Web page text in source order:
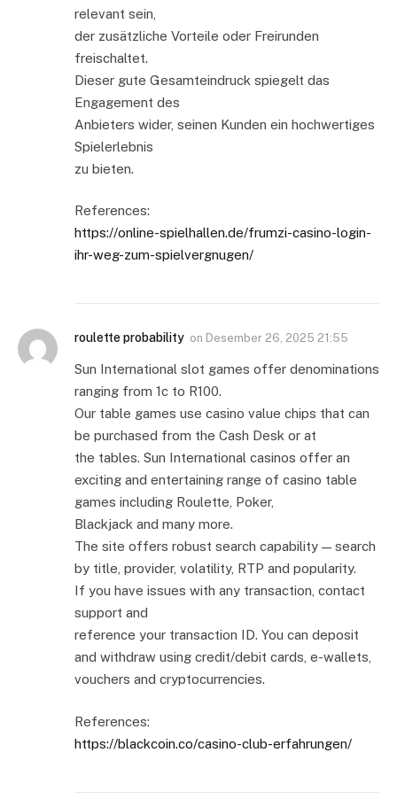
relevant sein,
der zusätzliche Vorteile oder Freirunden
freischaltet.
Dieser gute Gesamteindruck spiegelt das
Engagement des
Anbieters wider, seinen Kunden ein hochwertiges
Spielerlebnis
zu bieten.
References:
https://online-spielhallen.de/frumzi-casino-login-
ihr-weg-zum-spielvergnugen/
roulette probability on Desember 26, 2025 21:55
Sun International slot games offer denominations
ranging from 1c to R100.
Our table games use casino value chips that can
be purchased from the Cash Desk or at
the tables. Sun International casinos offer an
exciting and entertaining range of casino table
games including Roulette, Poker,
Blackjack and many more.
The site offers robust search capability — search
by title, provider, volatility, RTP and popularity.
If you have issues with any transaction, contact
support and
reference your transaction ID. You can deposit
and withdraw using credit/debit cards, e-wallets,
vouchers and cryptocurrencies.
References:
https://blackcoin.co/casino-club-erfahrungen/